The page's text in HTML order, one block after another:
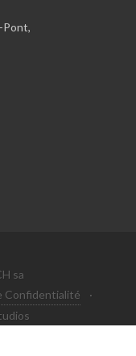
Pont,
sa
Confidentialité
·